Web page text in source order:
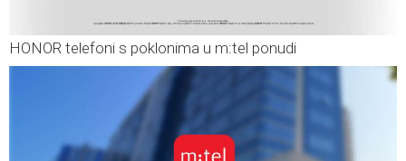
HONOR telefoni s poklonima u m:tel ponudi